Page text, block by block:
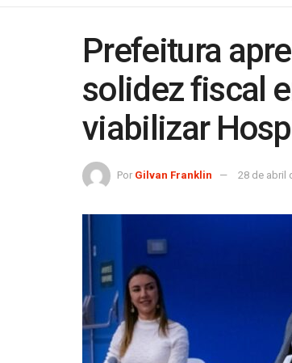
Prefeitura
solidez fiscal
viabilizar
Por Gilvan Franklin 28 de abril